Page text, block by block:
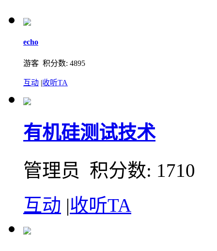
echo
游客 积分数: 4895
互动 |收听TA
有机硅测试技术
管理员 积分数: 1710
互动 |收听TA